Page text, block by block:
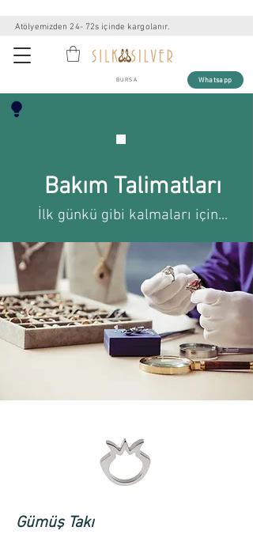
BURSA
Atölyemizden 24- 72s içinde kargolanır.
Whatsapp
Bakım Talimatları
İlk günkü gibi kalmaları için...
Gümüş Takı